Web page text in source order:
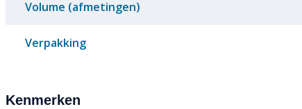
Volume (afmetingen)
Verpakking
Kenmerken